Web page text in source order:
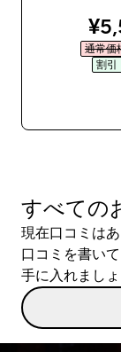
通常価
割引
すべての
現在口コミはあ
口コミを書い
手に入れましょ